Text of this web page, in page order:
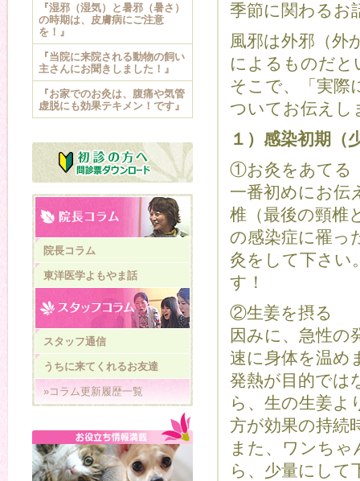
季節に関わるお
風邪は外邪（外
によるものだと
そこで、「実際
ついてお伝えし
１）感染初期（
①お灸をあてる
一番初めにお伝
椎（最後の頸椎
の感染症に罹っ
灸をして下さい
す！
②生姜を摂る
因みに、急性の
速に身体を温め
発熱が目的では
ら、生の生姜よ
方が効果の持続
また、ワンち
ら、少量にして
『湿邪（湿気）と暑邪（暑さ）
の時期は、皮膚病にご注意
を！』
『当院に来院される動物の飼い
主さんにお聞きしました！』
『お家でのお灸は、腹痛や気管
虚脱にも効果テキメン！です』
院長コラム
東洋医学よもやま話
スタッフ通信
うちに来てくれるお友達
»コラム更新履歴一覧